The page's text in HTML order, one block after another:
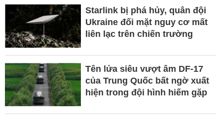
Starlink bị phá hủy, quân đội
Ukraine đối mặt nguy cơ mất
liên lạc trên chiến trường
Tên lửa siêu vượt âm DF-17
của Trung Quốc bất ngờ xuất
hiện trong đội hình hiếm gặp